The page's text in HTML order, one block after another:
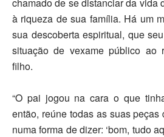
à riqueza de sua família. Há um
sua descoberta espiritual, que
situação de vexame público ao
filho.
“O pai jogou na cara o que
então, reúne todas as suas
numa forma de dizer: ‘bom, tudo